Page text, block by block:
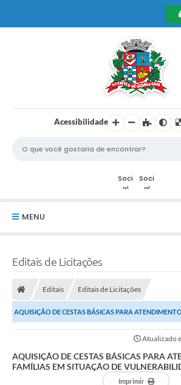
Acessibilidade
MENU
Ouvidoria
Departamentos
Editais de Licitações
Editais Editais de Licitações
AQUISIÇÃO DE CESTAS BÁSICAS PARA
SITUAÇÃO DE VULNERABILIDADE SOCIAL
Atualizado
AQUISIÇÃO DE CESTAS BÁSICAS PARA
FAMÍLIAS EM SITUAÇÃO DE
Imprimir